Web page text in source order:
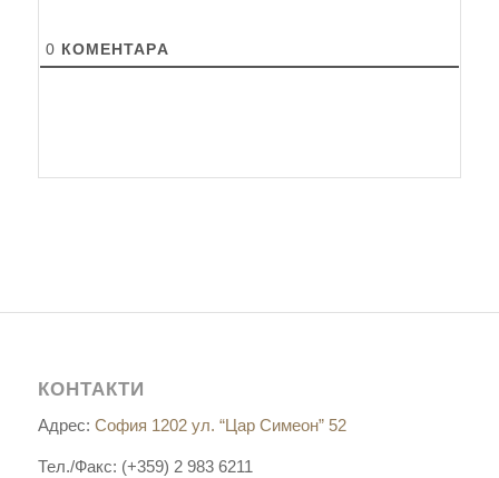
0 КОМЕНТАРA
КОНТАКТИ
Адрес: София 1202 ул. “Цар Симеон” 52
Тел./Факс: (+359) 2 983 6211